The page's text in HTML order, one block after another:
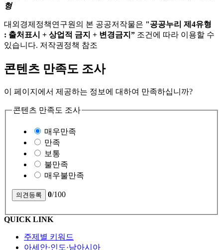
형
대외경제정책연구원의 본 공공저작물은 "공공누리 제4유형
: 출처표시 + 상업적 금지 + 변경금지” 조건에 따라 이용할 수
있습니다. 저작권정책 참조
콘텐츠 만족도 조사
이 페이지에서 제공하는 정보에 대하여 만족하십니까?
콘텐츠 만족도 조사
매우만족
만족
보통
불만족
매우불만족
0/100
QUICK LINK
주제별 키워드
아세안·인도·남아시아